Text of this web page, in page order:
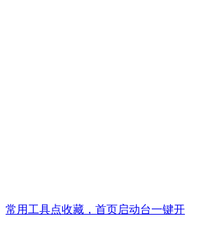
常用工具点收藏，首页启动台一键开